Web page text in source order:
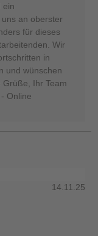
ein
an oberster
für dieses
Wir
in
und wünschen
Grüße, Ihr Team
Online
14.11.25